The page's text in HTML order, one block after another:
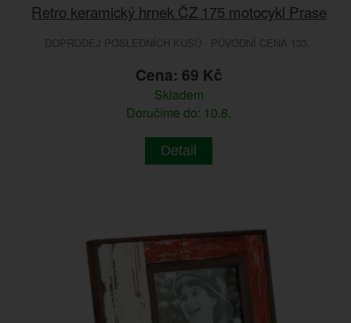
Retro keramický hrnek ČZ 175 motocykl Prase
DOPRODEJ POSLEDNÍCH KUSŮ - PŮVODNÍ CENA 133.-
Cena: 69 Kč
Skladem
Doručíme do: 10.8.
Detail